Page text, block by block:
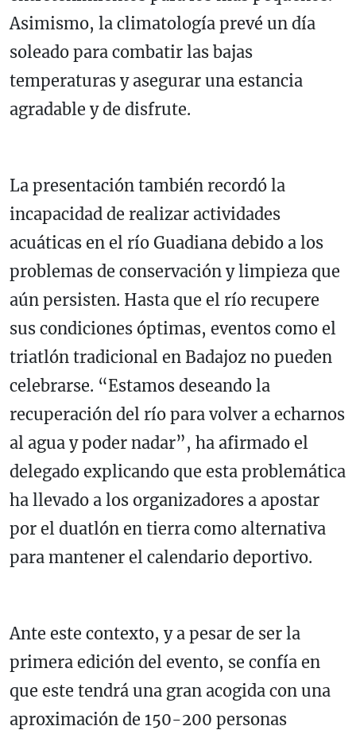
Asimismo, la climatología prevé un día
soleado para combatir las bajas
temperaturas y asegurar una estancia
agradable y de disfrute.
La presentación también recordó la
incapacidad de realizar actividades
acuáticas en el río Guadiana debido a los
problemas de conservación y limpieza que
aún persisten. Hasta que el río recupere
sus condiciones óptimas, eventos como el
triatlón tradicional en Badajoz no pueden
celebrarse. “Estamos deseando la
recuperación del río para volver a echarnos
al agua y poder nadar”, ha afirmado el
delegado explicando que esta problemática
ha llevado a los organizadores a apostar
por el duatlón en tierra como alternativa
para mantener el calendario deportivo.
Ante este contexto, y a pesar de ser la
primera edición del evento, se confía en
que este tendrá una gran acogida con una
aproximación de 150-200 personas